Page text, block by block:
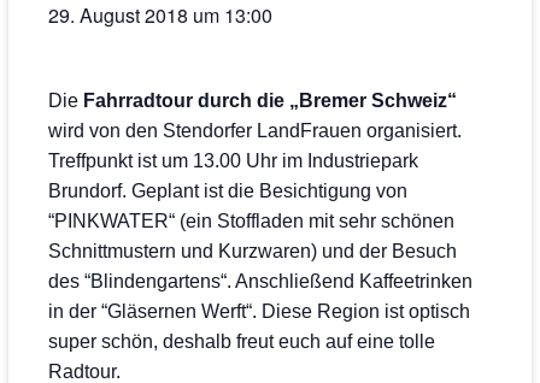
29. August 2018 um 13:00
Die Fahrradtour durch die „Bremer Schweiz“
wird von den Stendorfer LandFrauen organisiert.
Treffpunkt ist um 13.00 Uhr im Industriepark
Brundorf. Geplant ist die Besichtigung von
“PINKWATER“ (ein Stoffladen mit sehr schönen
Schnittmustern und Kurzwaren) und der Besuch
des “Blindengartens“. Anschließend Kaffeetrinken
in der “Gläsernen Werft“. Diese Region ist optisch
super schön, deshalb freut euch auf eine tolle
Radtour.